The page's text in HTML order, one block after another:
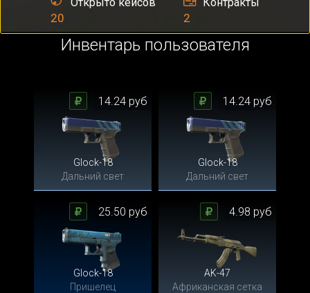
20 2
Инвентарь пользователя
Glock-18
Дальний свет
14.24 руб
Glock-18
Дальний свет
14.24 руб
Glock-18
Пришелец
25.50 руб
AK-47
Африканская сетка
4.98 руб